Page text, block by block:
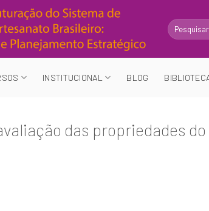
Search
for:
INSTITUCIONAL BLOG
das propriedades